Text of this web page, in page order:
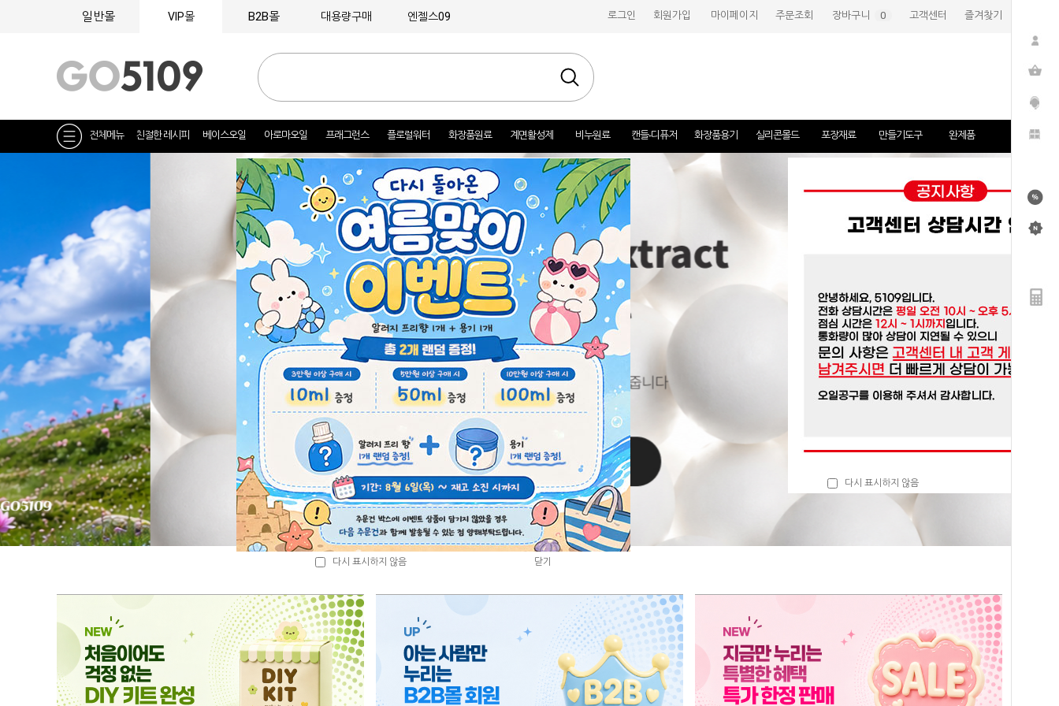
일반몰 VIP몰 B2B몰 대용량구매 엔젤스09 로그인 회원가입 마이페이지 주문조회 장바구니 0 고객센터 즐겨찾기
전체메뉴 친절한 레시피 베이스오일 아로마오일 프래그런스 플로럴워터 화장품원료 계면활성제 비누원료 캔들-디퓨저 화장품용기 실리콘몰드 포장재료 만들기도구 완제품
3/8
다시 표시하지 않음
다시 표시하지 않음 닫기
다시 표시하지 않음 닫기